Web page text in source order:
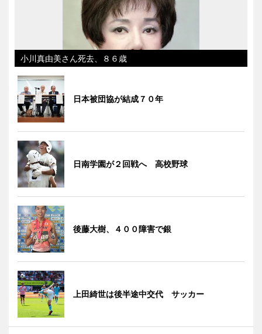
小川真由美さん死去、８６歳
日本被団協が結成７０年
日南学園が２回戦へ 高校野球
後藤大樹、４００障害で銀
上田綺世は後半途中交代 サッカー